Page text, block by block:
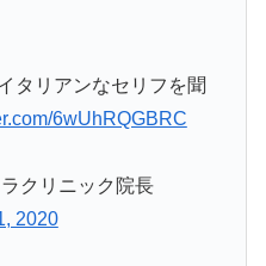
タリアンなセリフを聞
6wUhRQGBRC
クリニック院長
2020